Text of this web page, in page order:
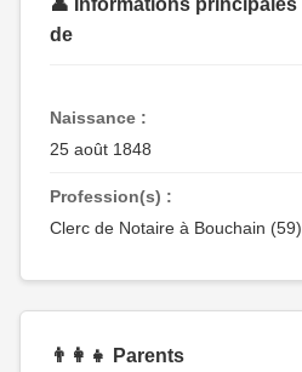
👤 Informations principales
de
Naissance :
25 août 1848
Profession(s) :
Clerc de Notaire à Bouchain (59)
👨‍👩‍👧 Parents